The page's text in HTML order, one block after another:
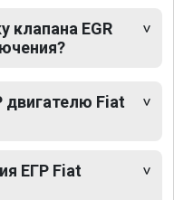
клапана EGR
двигателю Fiat
ЕГР Fiat